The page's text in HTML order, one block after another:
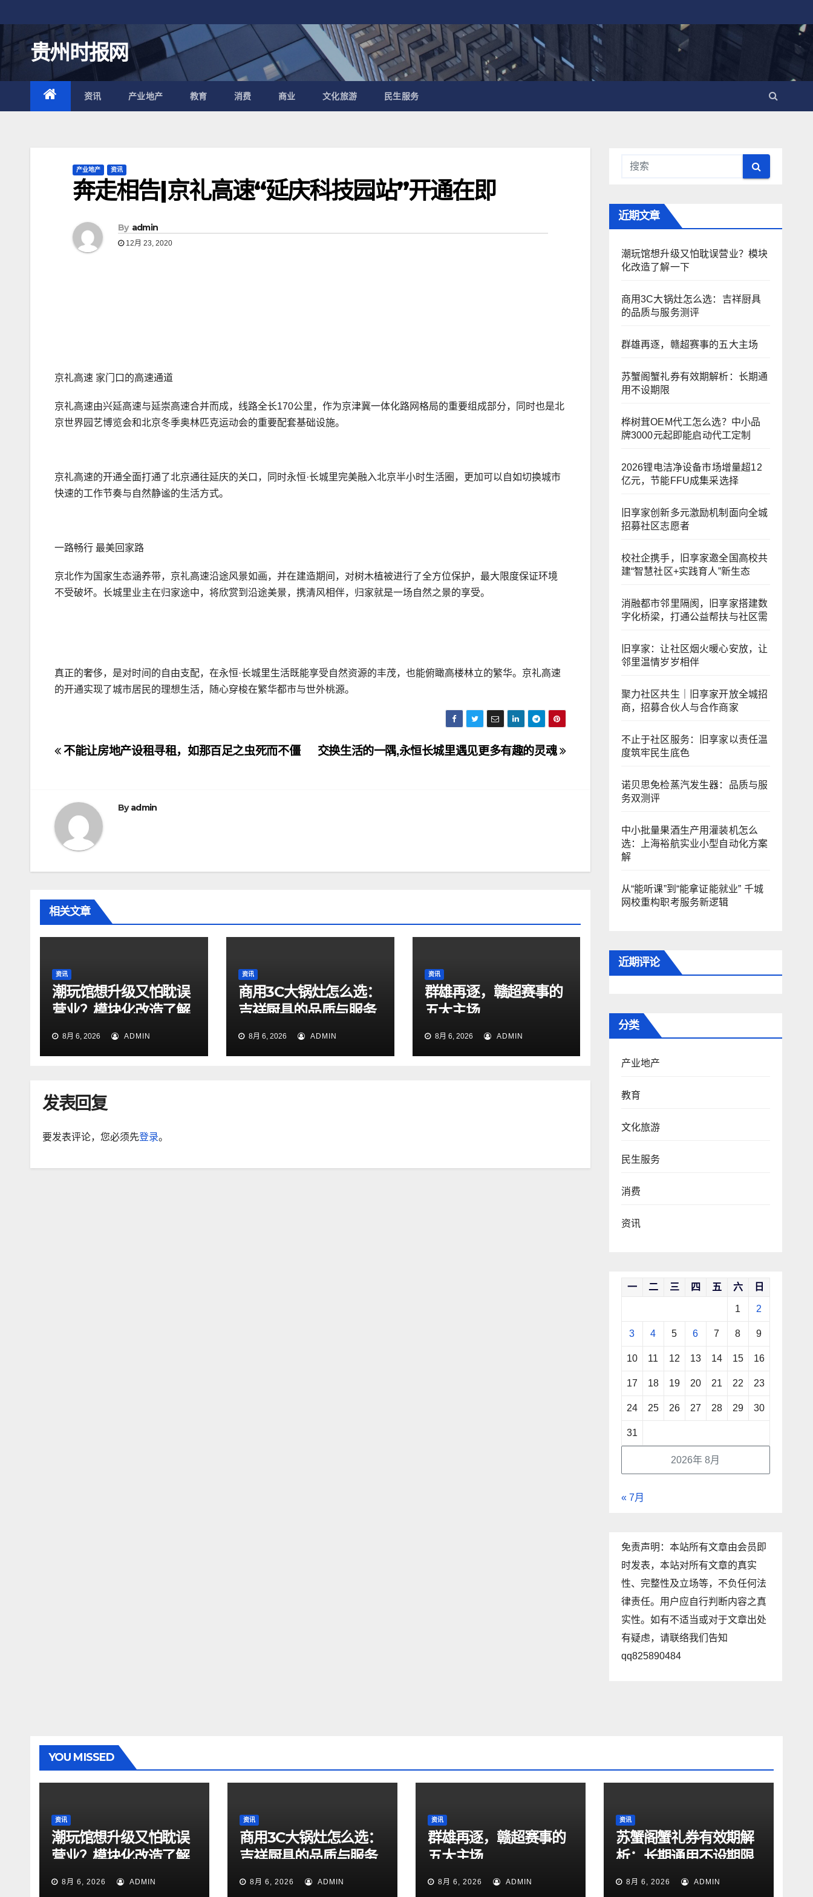
至
内
容
贵州时报网
资讯 产业地产 教育 消费 商业 文化旅游 民生服务
产业地产 资讯
奔走相告|京礼高速“延庆科技园站”开通在即
By admin
12月 23, 2020
京礼高速 家门口的高速通道
京礼高速由兴延高速与延崇高速合并而成，线路全长170公里，作为京津冀一体化路网格局的重要组成部分，同时也是北
京世界园艺博览会和北京冬季奥林匹克运动会的重要配套基础设施。
京礼高速的开通全面打通了北京通往延庆的关口，同时永恒·长城里完美融入北京半小时生活圈，更加可以自如切换城市
快速的工作节奏与自然静谧的生活方式。
一路畅行 最美回家路
京北作为国家生态涵养带，京礼高速沿途风景如画，并在建造期间，对树木植被进行了全方位保护，最大限度保证环境
不受破坏。长城里业主在归家途中，将欣赏到沿途美景，携清风相伴，归家就是一场自然之景的享受。
真正的奢侈，是对时间的自由支配，在永恒·长城里生活既能享受自然资源的丰茂，也能俯瞰高楼林立的繁华。京礼高速
的开通实现了城市居民的理想生活，随心穿梭在繁华都市与世外桃源。
文
导
航
交换生活的一隅,永恒长城里遇见更多有趣的灵魂
不能让房地产设租寻租，如那百足之虫死而不僵
Byadmin
相关文章
资讯
潮玩馆想升级又怕耽误
营业？模块化改造了解
一下
8月 6, 2026 ADMIN
资讯
商用3C大锅灶怎么选：
吉祥厨具的品质与服务
测评
8月 6, 2026 ADMIN
资讯
群雄再逐，赣超赛事的
五大主场
8月 6, 2026 ADMIN
发表回复
要发表评论，您必须先登录。
近期文章
潮玩馆想升级又怕耽误营业？模块
化改造了解一下
商用3C大锅灶怎么选：吉祥厨具
的品质与服务测评
群雄再逐，赣超赛事的五大主场
苏蟹阁蟹礼券有效期解析：长期通
用不设期限
桦树茸OEM代工怎么选？中小品
牌3000元起即能启动代工定制
2026锂电洁净设备市场增量超12
亿元，节能FFU成集采选择
旧享家创新多元激励机制面向全城
招募社区志愿者
校社企携手，旧享家邀全国高校共
建“智慧社区+实践育人”新生态
消融都市邻里隔阂，旧享家搭建数
字化桥梁，打通公益帮扶与社区需
旧享家：让社区烟火暖心安放，让
邻里温情岁岁相伴
聚力社区共生｜旧享家开放全城招
商，招募合伙人与合作商家
不止于社区服务：旧享家以责任温
度筑牢民生底色
诺贝思免检蒸汽发生器：品质与服
务双测评
中小批量果酒生产用灌装机怎么
选：上海裕航实业小型自动化方案
解
从“能听课”到“能拿证能就业” 千城
网校重构职考服务新逻辑
近期评论
分类
产业地产
教育
文化旅游
民生服务
消费
资讯
2026年 8月
一 二 三 四 五 六 日
1 2
3 4 5 6 7 8 9
10 11 12 13 14 15 16
17 18 19 20 21 22 23
24 25 26 27 28 29 30
31
« 7月
免责声明：本站所有文章由会员即
时发表，本站对所有文章的真实
性、完整性及立场等，不负任何法
律责任。用户应自行判断内容之真
实性。如有不适当或对于文章出处
有疑虑，请联络我们告知
qq825890484
YOU MISSED
资讯
潮玩馆想升级又怕耽误
营业？模块化改造了解
一下
8月 6, 2026 ADMIN
资讯
商用3C大锅灶怎么选：
吉祥厨具的品质与服务
测评
8月 6, 2026 ADMIN
资讯
群雄再逐，赣超赛事的
五大主场
8月 6, 2026 ADMIN
资讯
苏蟹阁蟹礼券有效期解
析：长期通用不设期限
8月 6, 2026 ADMIN